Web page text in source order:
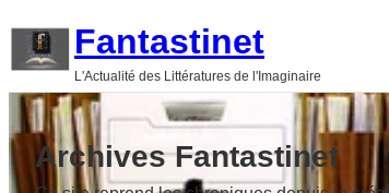
Fantastinet
L'Actualité des Littératures de l'Imaginaire
Archives Fantastinet